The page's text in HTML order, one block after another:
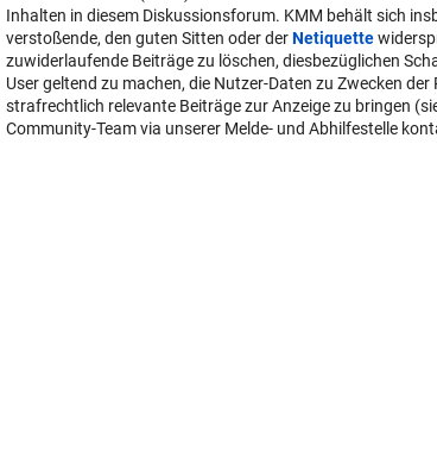
Inhalten in diesem Diskussionsforum. KMM behält sich
verstoßende, den guten Sitten oder derNetiquette
zuwiderlaufende Beiträge zu löschen, diesbezüglichen
User geltend zu machen, die Nutzer-Daten zu Zwecken
strafrechtlich relevante Beiträge zur Anzeige zu bringen
Community-Team via unserer Melde- und Abhilfestelle